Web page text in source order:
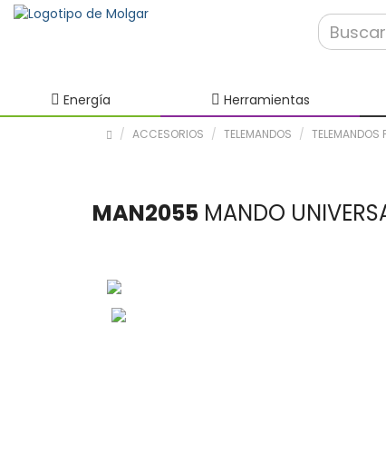
Energía Herramientas
ACCESORIOS TELEMANDOS TELEMANDOS
MAN2055 MANDO